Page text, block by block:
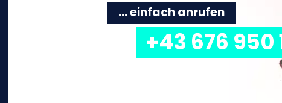
... einfach anrufen
+43 676 950